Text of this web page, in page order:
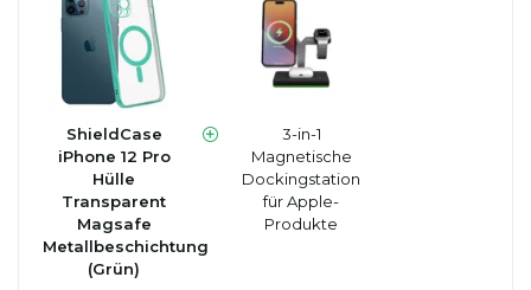
ShieldCase
iPhone 12 Pro
Hülle
Transparent
Magsafe
Metallbeschichtung
(Grün)
3-in-1
Magnetische
Dockingstation
für Apple-
Produkte